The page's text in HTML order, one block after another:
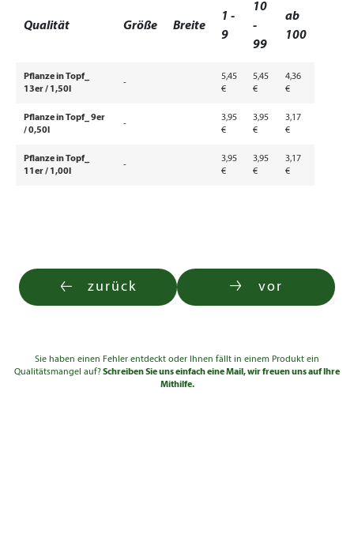
Qualität Größe Breite
1 -
9
10
-
99
ab
100
Pflanze in Topf_
13er / 1,50l
-
5,45
€
5,45
€
4,36
€
Pflanze in Topf_ 9er
/ 0,50l
-
3,95
€
3,95
€
3,17
€
Pflanze in Topf_
11er / 1,00l
-
3,95
€
3,95
€
3,17
€
zurück vor
Sie haben einen Fehler entdeckt oder Ihnen fällt in einem Produkt ein
Qualitätsmangel auf?Schreiben Sie uns einfach eine Mail, wir freuen uns auf Ihre
Mithilfe.